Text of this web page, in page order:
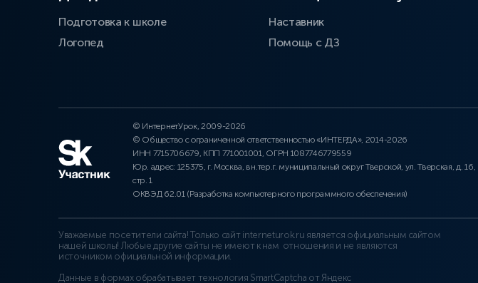
Подготовка к школе
Логопед
Наставник
Помощь с ДЗ
© ИнтернетУрок, 2009-2026
© Общество с ограниченной ответственностью «ИНТЕРДА», 2014-2026
ИНН 7715706679, КПП 771001001, ОГРН 1087746779559
Юр. адрес: 125375, г. Москва, вн.тер.г. муниципальный округ Тверской, ул. Тверская, д. 16,
стр. 1
ОКВЭД 62.01 (Разработка компьютерного программного обеспечения)
Уважаемые посетители сайта! Только сайт interneturok.ru является официальным сайтом
нашей школы! Любые другие сайты не имеют к нам отношения и не являются
источником официальной информации.
Данные в формах обрабатывает технология SmartCaptcha от Яндекс